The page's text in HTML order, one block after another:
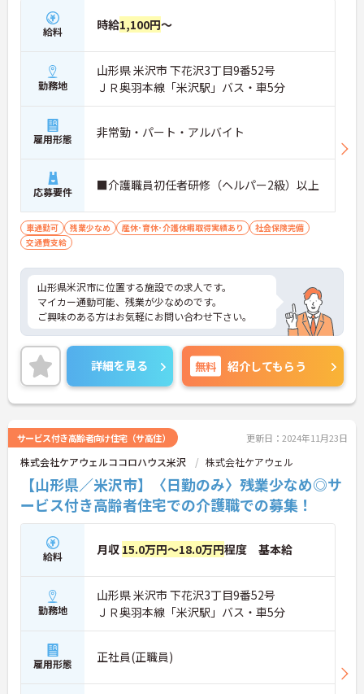
給料 時給1,100円～
勤務地
山形県 米沢市 下花沢3丁目9番52号
ＪＲ奥羽本線「米沢駅」バス・車5分
雇用形態 非常勤・パート・アルバイト
応募要件 ■介護職員初任者研修（ヘルパー2級）以上
車通勤可 残業少なめ 産休･育休･介護休暇取得実績あり
社会保険完備
交通費支給
山形県米沢市に位置する施設での求人です。
マイカー通勤可能、残業が少なめのです。
ご興味のある方はお気軽にお問い合わせ下さい。
詳細を見る 無料 紹介してもらう
サービス付き高齢者向け住宅（サ高住） 更新日：2024年11月23日
株式会社ケアウェルココロハウス米沢 株式会社ケアウェル
【山形県／米沢市】〈日勤のみ〉残業少なめ◎サ
ービス付き高齢者住宅での介護職での募集！
給料 月収 15.0万円～18.0万円程度 基本給
勤務地
山形県 米沢市 下花沢3丁目9番52号
ＪＲ奥羽本線「米沢駅」バス・車5分
雇用形態 正社員(正職員)